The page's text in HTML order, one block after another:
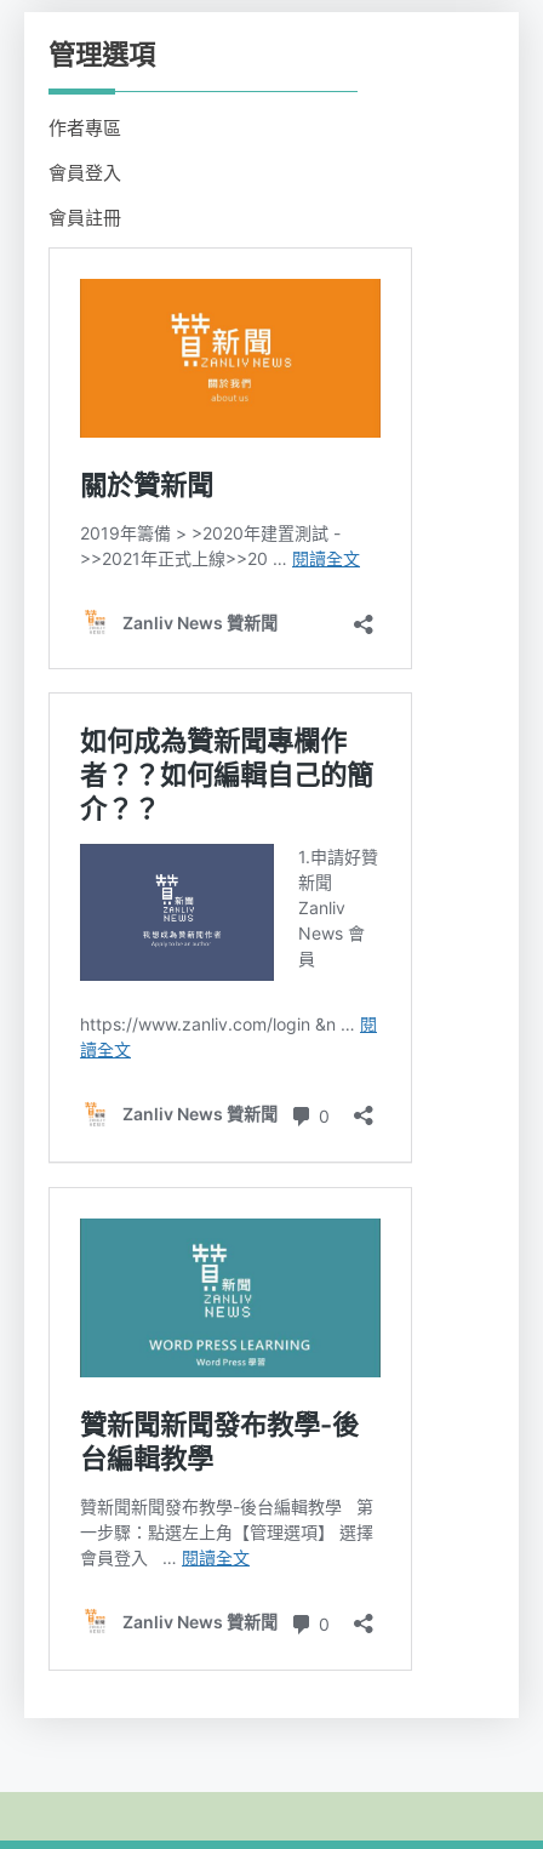
管理選項
作者專區
會員登入
會員註冊